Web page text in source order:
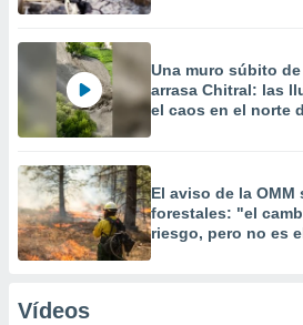
Una muro súbito
arrasa Chitral: las
el caos en el norte
El aviso de la
forestales: "el
riesgo, pero no es
Vídeos